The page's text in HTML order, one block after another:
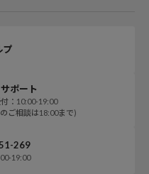
プ
ポート
：10:00-19:00
ご相談は18:00まで)
269
19:00